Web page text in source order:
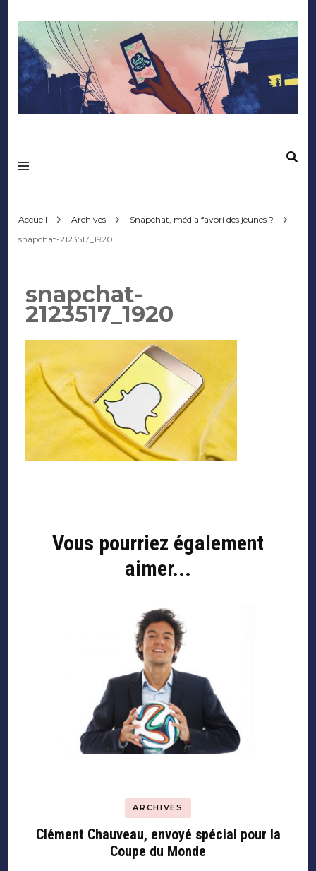
Mediafactory – Le
d'Audencia
SciencesCom
Accueil Archives
Snapchat, média favori des jeunes ?
snapchat-2123517_1920
snapchat-
2123517_1920
Vous pourriez également
aimer...
ARCHIVES
Clément Chauveau, envoyé spécial pour la
Coupe du Monde